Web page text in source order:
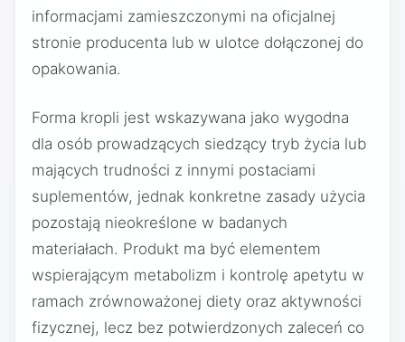
informacjami zamieszczonymi na oficjalnej
stronie producenta lub w ulotce dołączonej do
opakowania.
Forma kropli jest wskazywana jako wygodna
dla osób prowadzących siedzący tryb życia lub
mających trudności z innymi postaciami
suplementów, jednak konkretne zasady użycia
pozostają nieokreślone w badanych
materiałach. Produkt ma być elementem
wspierającym metabolizm i kontrolę apetytu w
ramach zrównoważonej diety oraz aktywności
fizycznej, lecz bez potwierdzonych zaleceń co